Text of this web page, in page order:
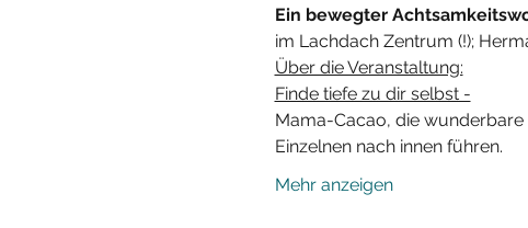
Ein bewegter
im Lachdach Zentrum (!);
Über die Veranstaltung:
Finde tiefe zu dir selbst -
Mama-Cacao, die
Einzelnen nach innen führen.
Mehr anzeigen